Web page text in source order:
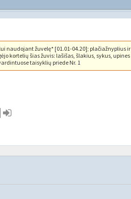
naudojant žuvelę* [01.01-04.20]; plačiažnyplius ir
kortelių šias žuvis: lašišas, šlakius, sykus, upines
taisyklių priede Nr. 1